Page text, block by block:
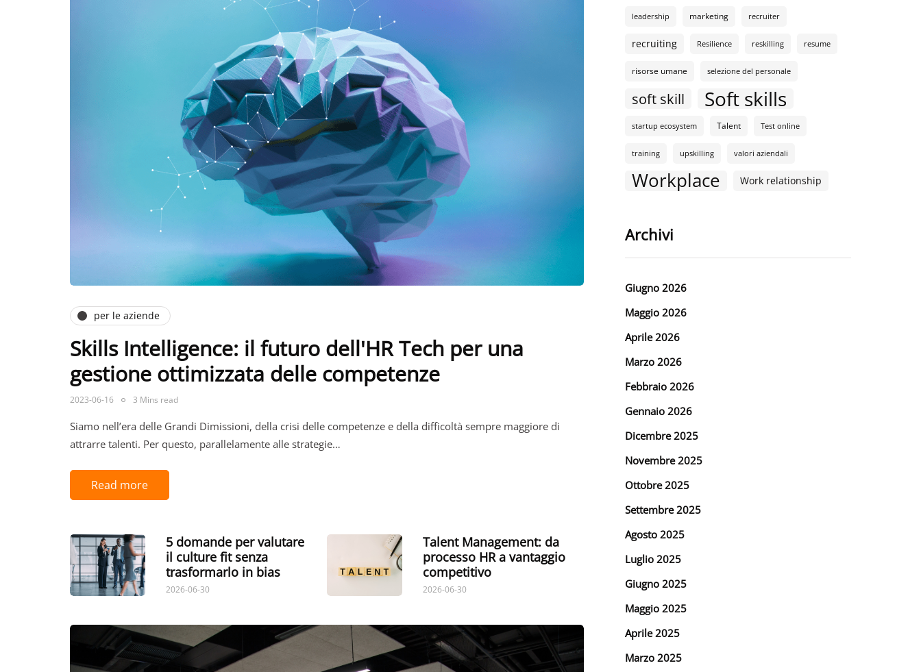
per le aziende
Skills Intelligence: il futuro dell'HR Tech per una
gestione ottimizzata delle competenze
2023-06-16 3 Mins read
Siamo nell’era delle Grandi Dimissioni, della crisi delle competenze e della difficoltà sempre maggiore di
attrarre talenti. Per questo, parallelamente alle strategie…
Read more
5 domande per valutare
il culture fit senza
trasformarlo in bias
2026-06-30
Talent Management: da
processo HR a vantaggio
competitivo
2026-06-30
leadership marketing recruiter
recruiting Resilience reskilling resume
risorse umane selezione del personale
soft skill Soft skills
startup ecosystem Talent Test online
training upskilling valori aziendali
Workplace Work relationship
Archivi
Giugno 2026
Maggio 2026
Aprile 2026
Marzo 2026
Febbraio 2026
Gennaio 2026
Dicembre 2025
Novembre 2025
Ottobre 2025
Settembre 2025
Agosto 2025
Luglio 2025
Giugno 2025
Maggio 2025
Aprile 2025
Marzo 2025